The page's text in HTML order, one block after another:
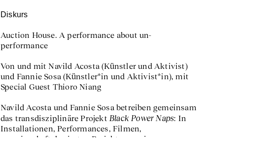
Diskurs
Auction House. A performance about un-
performance
Von und mit Navild Acosta (Künstler und Aktivist)
und Fannie Sosa (Künstler*in und Aktivist*in), mit
Special Guest Thioro Niang
Navild Acosta und Fannie Sosa betreiben gemeinsam
das transdisziplinäre Projekt Black Power Naps: In
Installationen, Performances, Filmen,
gemeinschaftsbasierten Projekten sowie